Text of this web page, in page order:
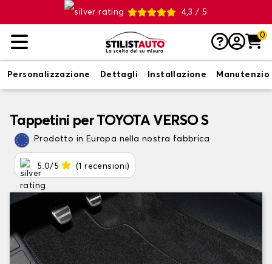
4,3 / 5
0
Personalizzazione Dettagli Installazione
Tappetini per TOYOTA VERSO S
Prodotto in Europa nella nostra fabbrica
5.0/5 (1 recensioni)